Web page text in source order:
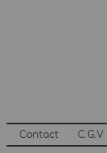
Contact C.G.V